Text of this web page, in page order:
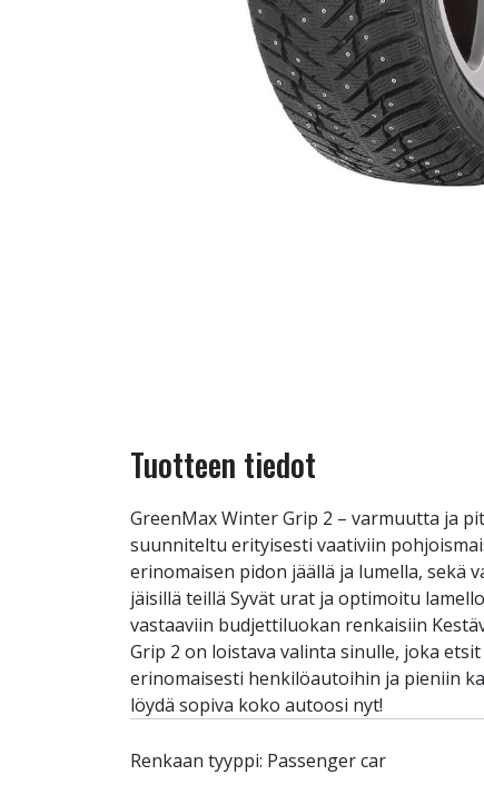
Tuotteen tiedot
GreenMax Winter Grip 2 – varmuutta ja
suunniteltu erityisesti vaativiin
erinomaisen pidon jäällä ja lumella, sekä
jäisillä teillä Syvät urat ja optimoitu
vastaaviin budjettiluokan renkaisiin
Grip 2 on loistava valinta sinulle, joka
erinomaisesti henkilöautoihin ja pieniin
löydä sopiva koko autoosi nyt!
Renkaan tyyppi: Passenger car